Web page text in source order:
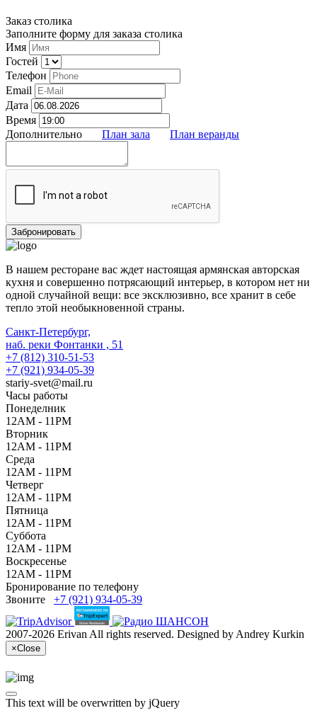
Заказ столика
Заполните форму для заказа столика
Имя
Гостей
Телефон
Email
Дата
Время
Дополнительно
План зала План веранды
В нашем ресторане вас ждет настоящая армянская авторская
кухня и совершенно потрясающий интерьер, в котором нет ни
одной случайной вещи: все эксклюзивно, все хранит в себе
тепло этой необыкновенной страны.
Санкт-Петербург,
наб. реки Фонтанки , 51
+7 (812) 310-51-53
+7 (921) 934-05-39
stariy-svet@mail.ru
Часы работы
Понеделник
12AM - 11PM
Вторник
12AM - 11PM
Среда
12AM - 11PM
Четверг
12AM - 11PM
Пятница
12AM - 11PM
Суббота
12AM - 11PM
Воскресенье
12AM - 11PM
Бронирование по телефону
Звоните
+7 (921) 934-05-39
2007-2026 Erivan All rights reserved. Designed by Andrey Kurkin
×Close
This text will be overwritten by jQuery